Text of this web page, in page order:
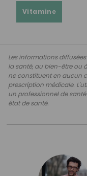
Vitamine
Les informations
la santé, au bien-être ou
ne constituent en aucun
prescription médicale.
un professionnel de
état de santé.